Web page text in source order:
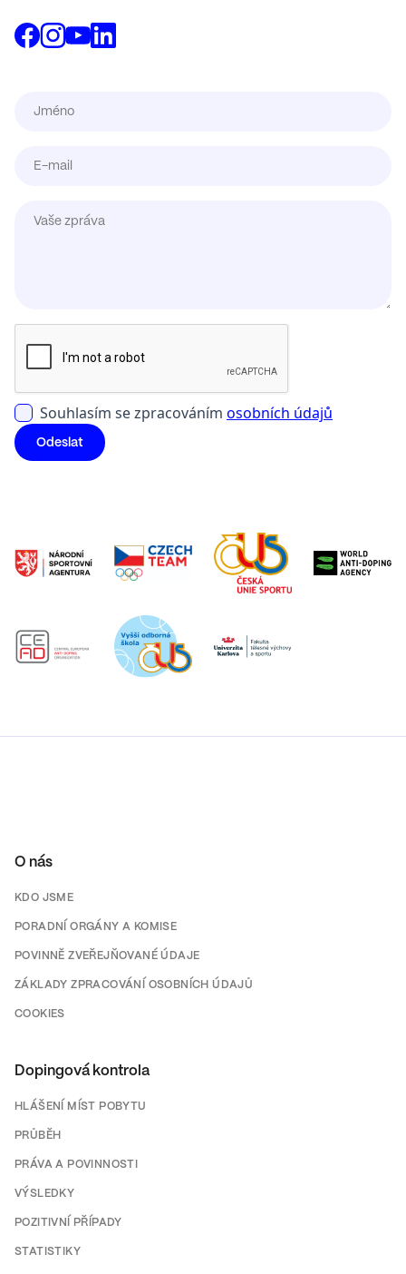
Souhlasím se zpracováním osobních údajů
O nás
KDO JSME
PORADNÍ ORGÁNY A KOMISE
POVINNĚ ZVEŘEJŇOVANÉ ÚDAJE
ZÁKLADY ZPRACOVÁNÍ OSOBNÍCH ÚDAJŮ
COOKIES
Dopingová kontrola
HLÁŠENÍ MÍST POBYTU
PRŮBĚH
PRÁVA A POVINNOSTI
VÝSLEDKY
POZITIVNÍ PŘÍPADY
STATISTIKY